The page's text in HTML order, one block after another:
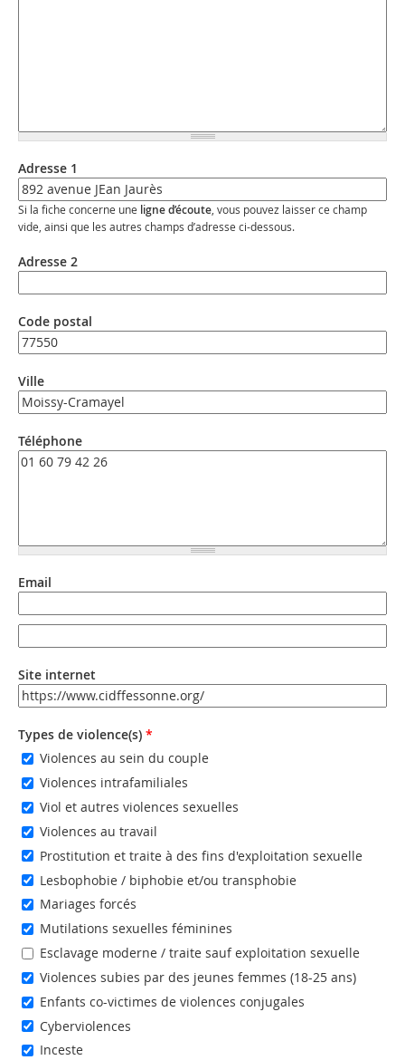
Adresse 1
Si la fiche concerne une ligne d’écoute , vous pouvez laisser ce champ
vide, ainsi que les autres champs d’adresse ci-dessous.
Adresse 2
Code postal
Ville
Téléphone
Email
Site internet
URL
Types de violence(s) *
Violences au sein du couple
Violences intrafamiliales
Viol et autres violences sexuelles
Violences au travail
Prostitution et traite à des fins d'exploitation sexuelle
Lesbophobie / biphobie et/ou transphobie
Mariages forcés
Mutilations sexuelles féminines
Esclavage moderne / traite sauf exploitation sexuelle
Violences subies par des jeunes femmes (18-25 ans)
Enfants co-victimes de violences conjugales
Cyberviolences
Inceste